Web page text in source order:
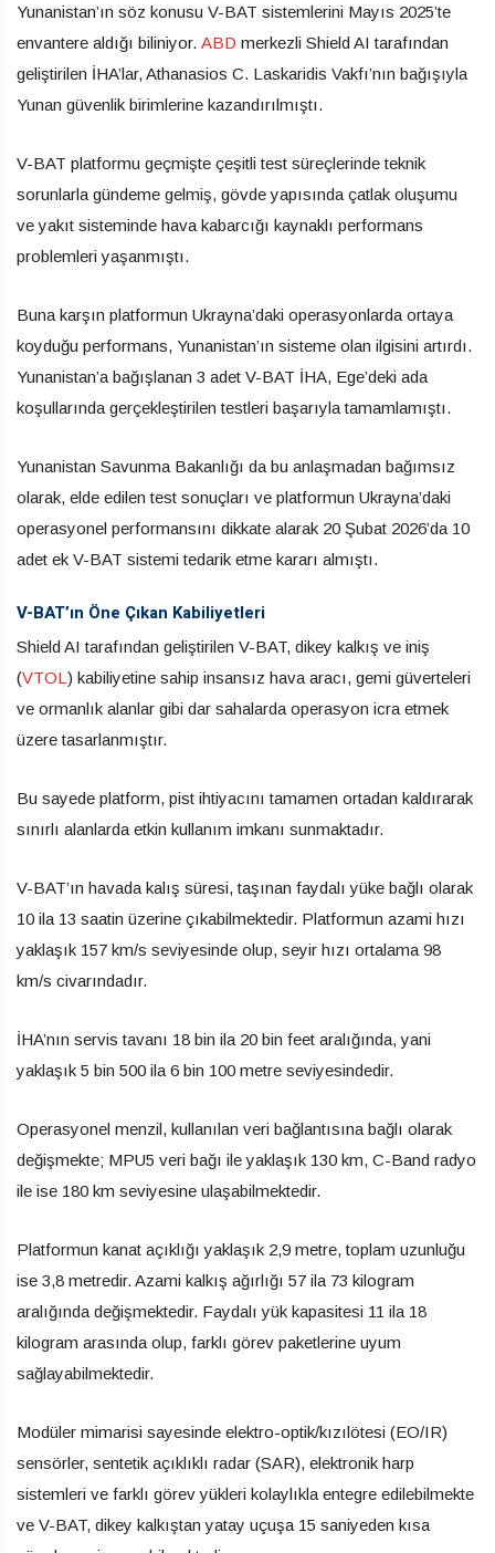
Yunanistan’ın söz konusu V-BAT sistemlerini Mayıs 2025’te
envantere aldığı biliniyor. ABD merkezli Shield AI tarafından
geliştirilen İHA’lar, Athanasios C. Laskaridis Vakfı’nın bağışıyla
Yunan güvenlik birimlerine kazandırılmıştı.
V-BAT platformu geçmişte çeşitli test süreçlerinde teknik
sorunlarla gündeme gelmiş, gövde yapısında çatlak oluşumu
ve yakıt sisteminde hava kabarcığı kaynaklı performans
problemleri yaşanmıştı.
Buna karşın platformun Ukrayna’daki operasyonlarda ortaya
koyduğu performans, Yunanistan’ın sisteme olan ilgisini artırdı.
Yunanistan’a bağışlanan 3 adet V-BAT İHA, Ege’deki ada
koşullarında gerçekleştirilen testleri başarıyla tamamlamıştı.
Yunanistan Savunma Bakanlığı da bu anlaşmadan bağımsız
olarak, elde edilen test sonuçları ve platformun Ukrayna’daki
operasyonel performansını dikkate alarak 20 Şubat 2026’da 10
adet ek V-BAT sistemi tedarik etme kararı almıştı.
V-BAT’ın Öne Çıkan Kabiliyetleri
Shield AI tarafından geliştirilen V-BAT, dikey kalkış ve iniş
(VTOL ) kabiliyetine sahip insansız hava aracı, gemi güverteleri
ve ormanlık alanlar gibi dar sahalarda operasyon icra etmek
üzere tasarlanmıştır.
Bu sayede platform, pist ihtiyacını tamamen ortadan kaldırarak
sınırlı alanlarda etkin kullanım imkanı sunmaktadır.
V-BAT’ın havada kalış süresi, taşınan faydalı yüke bağlı olarak
10 ila 13 saatin üzerine çıkabilmektedir. Platformun azami hızı
yaklaşık 157 km/s seviyesinde olup, seyir hızı ortalama 98
km/s civarındadır.
İHA’nın servis tavanı 18 bin ila 20 bin feet aralığında, yani
yaklaşık 5 bin 500 ila 6 bin 100 metre seviyesindedir.
Operasyonel menzil, kullanılan veri bağlantısına bağlı olarak
değişmekte; MPU5 veri bağı ile yaklaşık 130 km, C-Band radyo
ile ise 180 km seviyesine ulaşabilmektedir.
Platformun kanat açıklığı yaklaşık 2,9 metre, toplam uzunluğu
ise 3,8 metredir. Azami kalkış ağırlığı 57 ila 73 kilogram
aralığında değişmektedir. Faydalı yük kapasitesi 11 ila 18
kilogram arasında olup, farklı görev paketlerine uyum
sağlayabilmektedir.
Modüler mimarisi sayesinde elektro-optik/kızılötesi (EO/IR)
sensörler, sentetik açıklıklı radar (SAR), elektronik harp
sistemleri ve farklı görev yükleri kolaylıkla entegre edilebilmekte
ve V-BAT, dikey kalkıştan yatay uçuşa 15 saniyeden kısa